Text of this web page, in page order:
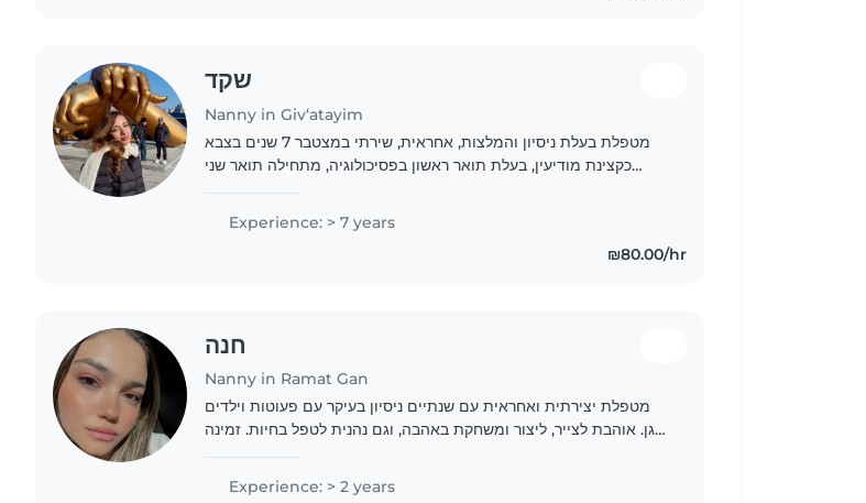
שקד
Nanny in Giv‘atayim
מטפלת בעלת ניסיון והמלצות, אחראית, שירתי במצטבר 7 שנים בצבא
כקצינת מודיעין, בעלת תואר ראשון בפסיכולוגיה, מתחילה תואר שני
Experience: > 7 years
₪80.00/hr
חנה
Nanny in Ramat Gan
מטפלת יצירתית ואחראית עם שנתיים ניסיון בעיקר עם פעוטות וילדים
בגן. אוהבת לצייר, ליצור ומשחקת באהבה, וגם נהנית לטפל בחיות. זמינה
Experience: > 2 years